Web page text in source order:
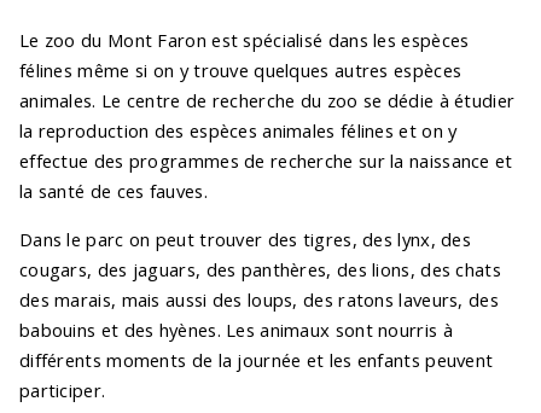
Le zoo du Mont Faron est spécialisé dans les espèces
félines même si on y trouve quelques autres espèces
animales. Le centre de recherche du zoo se dédie à étudier
la reproduction des espèces animales félines et on y
effectue des programmes de recherche sur la naissance et
la santé de ces fauves.
Dans le parc on peut trouver des tigres, des lynx, des
cougars, des jaguars, des panthères, des lions, des chats
des marais, mais aussi des loups, des ratons laveurs, des
babouins et des hyènes. Les animaux sont nourris à
différents moments de la journée et les enfants peuvent
participer.